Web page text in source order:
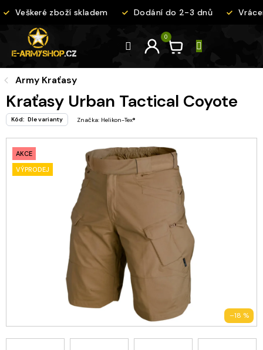
na
Veškeré zboží skladem Dodání do 2-3 dnů
Army Kraťasy
Kraťasy Urban Tactical Coyote
Kód: Dle varianty Značka: Helikon-Tex®
–18 %
AKCE
VÝPRODEJ